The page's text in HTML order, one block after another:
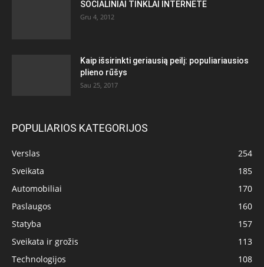
SOCIALINIAI TINKLAI INTERNETE
Gru 4, 2012
Kaip išsirinkti geriausią peilį: populiariausios
plieno rūšys
Sau 25, 2017
POPULIARIOS KATEGORIJOS
Verslas
254
Sveikata
185
Automobiliai
170
Paslaugos
160
Statyba
157
Sveikata ir grožis
113
Technologijos
108